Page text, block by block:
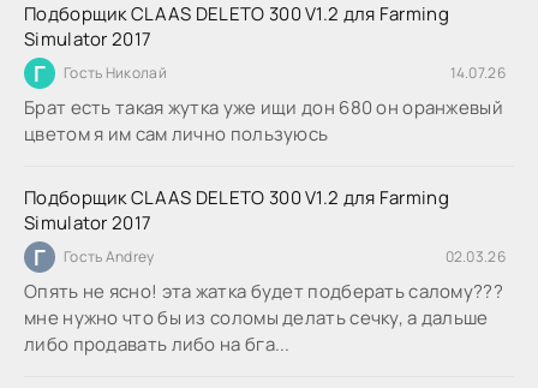
Подборщик CLAAS DELETO 300 V1.2 для Farming
Simulator 2017
Г Гость Николай 14.07.26
Брат есть такая жутка уже ищи дон 680 он оранжевый
цветом я им сам лично пользуюсь
Подборщик CLAAS DELETO 300 V1.2 для Farming
Simulator 2017
Г Гость Andrey 02.03.26
Опять не ясно! эта жатка будет подберать салому???
мне нужно что бы из соломы делать сечку, а дальше
либо продавать либо на бга...